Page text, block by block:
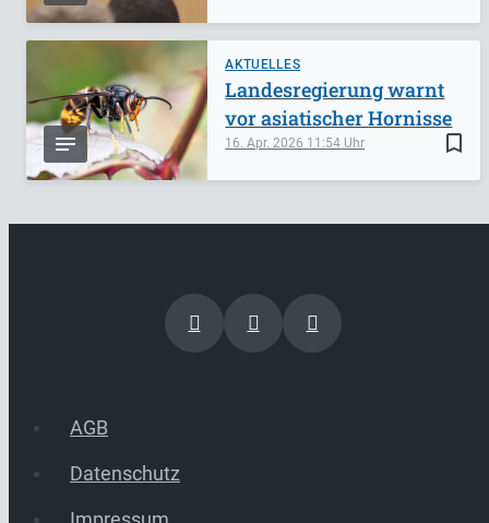
AKTUELLES
bookmark_border
16. Apr. 2026 11:54
Landesregierung warnt
vor asiatischer Hornisse
AGB
Datenschutz